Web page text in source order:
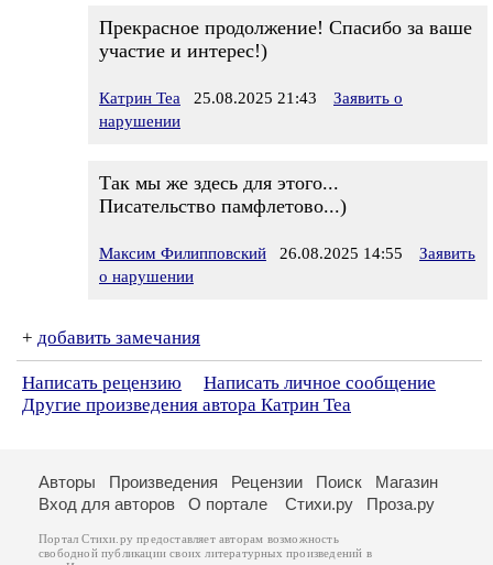
Прекрасное продолжение! Спасибо за ваше
участие и интерес!)
Катрин Теа 25.08.2025 21:43
Заявить о
нарушении
Так мы же здесь для этого...
Писательство памфлетово...)
Максим Филипповский 26.08.2025 14:55
Заявить
о нарушении
+ добавить замечания
Написать рецензию
Написать личное сообщение
Другие произведения автора Катрин Теа
Авторы Произведения Рецензии Поиск
Магазин
Вход для авторов
О портале Стихи.ру Проза.ру
Портал Стихи.ру предоставляет авторам возможность
свободной публикации своих литературных произведений в